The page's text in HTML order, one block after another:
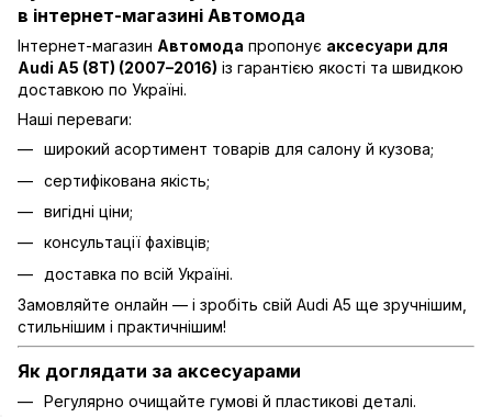
в інтернет-магазині Автомода
Інтернет-магазин Автомода пропонує аксесуари для
Audi A5 (8T) (2007–2016) із гарантією якості та швидкою
доставкою по Україні.
Наші переваги:
широкий асортимент товарів для салону й кузова;
сертифікована якість;
вигідні ціни;
консультації фахівців;
доставка по всій Україні.
Замовляйте онлайн — і зробіть свій Audi A5 ще зручнішим,
стильнішим і практичнішим!
Як доглядати за аксесуарами
Регулярно очищайте гумові й пластикові деталі.